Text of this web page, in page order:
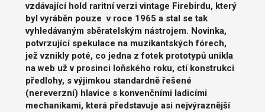
vzdávající hold raritní verzi vintage Firebirdu, který
byl vyráběn pouze v roce 1965 a stal se tak
vyhledávaným sběratelským nástrojem. Novinka,
potvrzující spekulace na muzikantských fórech,
jež vznikly poté, co jedna z fotek prototypů unikla
na web už v prosinci loňského roku, ctí konstrukci
předlohy, s výjimkou standardně řešené
(nereverzní) hlavice s konvenčními ladicími
mechanikami, která představuje asi nejvýraznější